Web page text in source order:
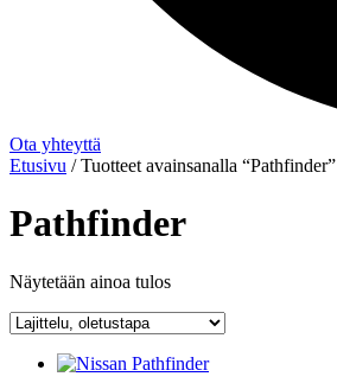
Ota yhteyttä
Etusivu / Tuotteet avainsanalla “Pathfinder”
Pathfinder
Näytetään ainoa tulos